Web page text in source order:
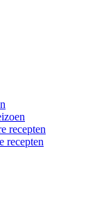
recepten
recepten